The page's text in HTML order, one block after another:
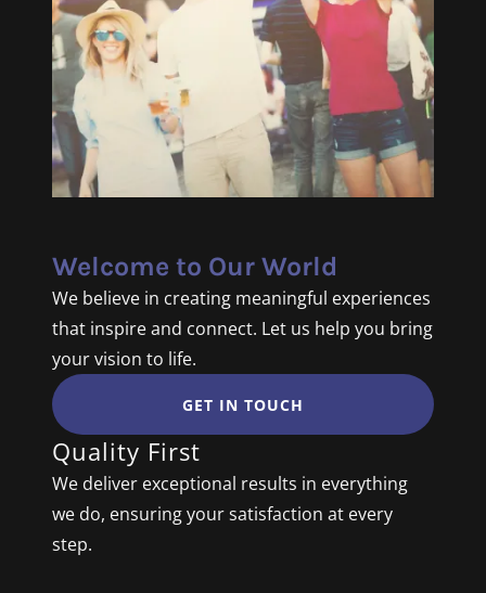
Welcome to Our World
We believe in creating meaningful experiences
that inspire and connect. Let us help you bring
your vision to life.
GET IN TOUCH
Quality First
We deliver exceptional results in everything
we do, ensuring your satisfaction at every
step.